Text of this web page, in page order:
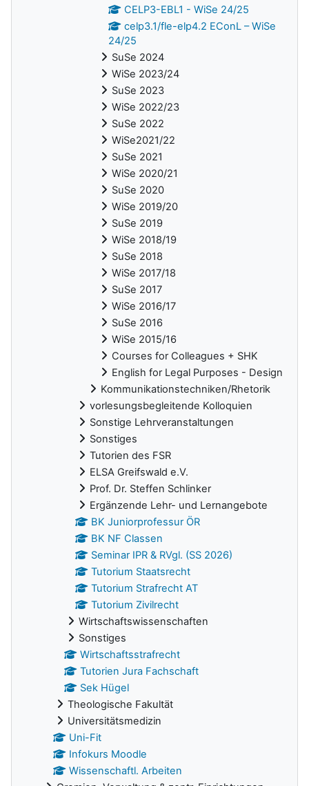
CELP3-EBL1 - WiSe 24/25
celp3.1/fle-elp4.2 EConL – WiSe
24/25
SuSe 2024
WiSe 2023/24
SuSe 2023
WiSe 2022/23
SuSe 2022
WiSe2021/22
SuSe 2021
WiSe 2020/21
SuSe 2020
WiSe 2019/20
SuSe 2019
WiSe 2018/19
SuSe 2018
WiSe 2017/18
SuSe 2017
WiSe 2016/17
SuSe 2016
WiSe 2015/16
Courses for Colleagues + SHK
English for Legal Purposes - Design
Kommunikationstechniken/Rhetorik
vorlesungsbegleitende Kolloquien
Sonstige Lehrveranstaltungen
Sonstiges
Tutorien des FSR
ELSA Greifswald e.V.
Prof. Dr. Steffen Schlinker
Ergänzende Lehr- und Lernangebote
BK Juniorprofessur ÖR
BK NF Classen
Seminar IPR & RVgl. (SS 2026)
Tutorium Staatsrecht
Tutorium Strafrecht AT
Tutorium Zivilrecht
Wirtschaftswissenschaften
Sonstiges
Wirtschaftsstrafrecht
Tutorien Jura Fachschaft
Sek Hügel
Theologische Fakultät
Universitätsmedizin
Uni-Fit
Infokurs Moodle
Wissenschaftl. Arbeiten